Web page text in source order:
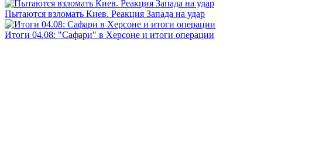
Пытаются взломать Киев. Реакция Запада на удар
Итоги 04.08: "Сафари" в Херсоне и итоги операции